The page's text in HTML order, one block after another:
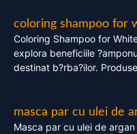
coloring shampoo for
Coloring Shampoo for
explora beneficiile
destinat b?rba?ilor.
masca par cu ulei de
Masca par cu ulei de